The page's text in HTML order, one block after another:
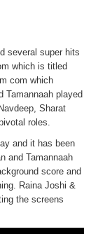
several super hits
which is titled
com which
Tamannaah played
Sharat
roles.
and it has been
and Tamannaah
score and
Raina Joshi &
the screens